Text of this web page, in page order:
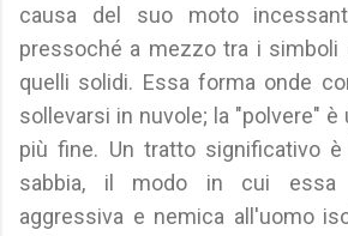
causa del suo moto
pressoché a mezzo tra i simboli
quelli solidi. Essa forma onde
sollevarsi in nuvole; la "polvere" è
più fine. Un tratto significativo
sabbia, il modo in cui essa
aggressiva e nemica all'uomo